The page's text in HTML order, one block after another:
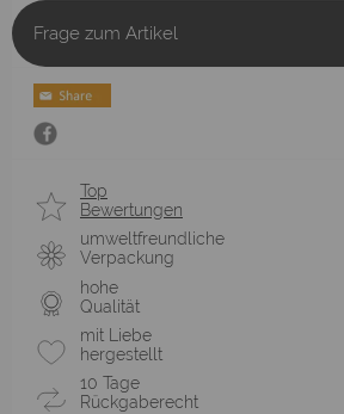
Frage zum Artikel
Top
Bewertungen
umweltfreundliche
Verpackung
hohe
Qualität
mit Liebe
hergestellt
10 Tage
Rückgaberecht